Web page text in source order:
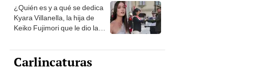
¿Quién es y a qué se dedica
Kyara Villanella, la hija de
Keiko Fujimori que le dio la
Carlincaturas